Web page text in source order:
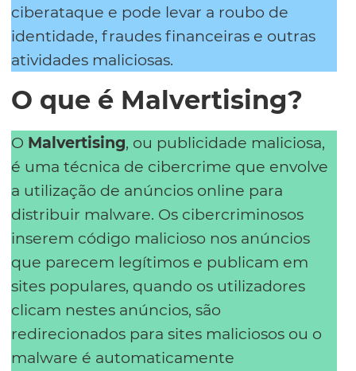
ciberataque e pode levar a roubo de
identidade, fraudes financeiras e outras
atividades maliciosas.
O que é Malvertising?
O Malvertising, ou publicidade maliciosa,
é uma técnica de cibercrime que envolve
a utilização de anúncios online para
distribuir malware. Os cibercriminosos
inserem código malicioso nos anúncios
que parecem legítimos e publicam em
sites populares, quando os utilizadores
clicam nestes anúncios, são
redirecionados para sites maliciosos ou o
malware é automaticamente